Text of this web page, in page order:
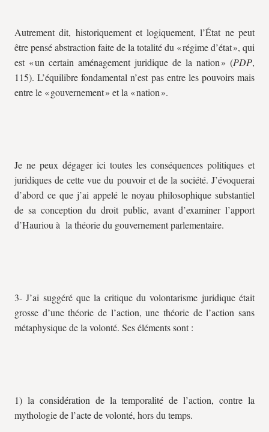
Autrement dit, historiquement et logiquement, l’État ne peut
être pensé abstraction faite de la totalité du « régime d’état », qui
est « un certain aménagement juridique de la nation » (PDP,
115). L’équilibre fondamental n’est pas entre les pouvoirs mais
entre le « gouvernement » et la « nation ».
Je ne peux dégager ici toutes les conséquences politiques et
juridiques de cette vue du pouvoir et de la société. J’évoquerai
d’abord ce que j’ai appelé le noyau philosophique substantiel
de sa conception du droit public, avant d’examiner l’apport
d’Hauriou à la théorie du gouvernement parlementaire.
3- J’ai suggéré que la critique du volontarisme juridique était
grosse d’une théorie de l’action, une théorie de l’action sans
métaphysique de la volonté. Ses éléments sont :
1) la considération de la temporalité de l’action, contre la
mythologie de l’acte de volonté, hors du temps.